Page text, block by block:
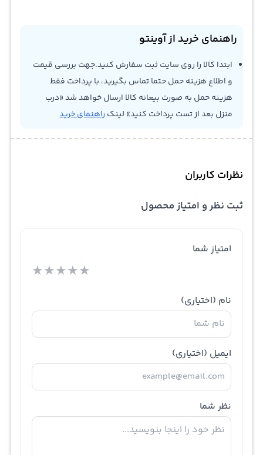
راهنمای خرید از آوینتو
ابتدا کالا را روی سایت ثبت سفارش کنید.جهت بررسی قیمت
و اطلاع هزینه حمل حتما تماس بگیرید، با پرداخت فقط
هزینه حمل به صورت بیعانه کالا ارسال خواهد شد «درب
منزل بعد از تست پرداخت کنید» لینک راهنمای خرید
نظرات کاربران
ثبت نظر و امتیاز محصول
امتیاز شما
★★★★★
نام (اختیاری)
ایمیل (اختیاری)
نظر شما